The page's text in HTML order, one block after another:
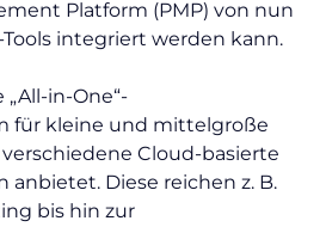
Platform (PMP) von nun
integriert werden kann.
in-One“-
für kleine und mittelgroße
Cloud-basierte
anbietet. Diese reichen z. B.
bis hin zur